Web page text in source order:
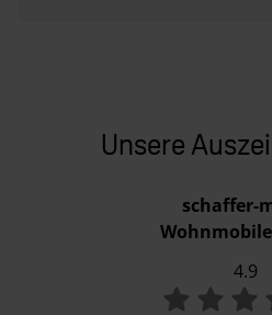
Unsere
schaffer-
4.9